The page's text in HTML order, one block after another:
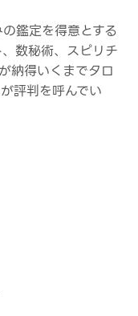
鑑定を得意とする
数秘術、スピリチ
納得いくまでタロ
評判を呼んでい